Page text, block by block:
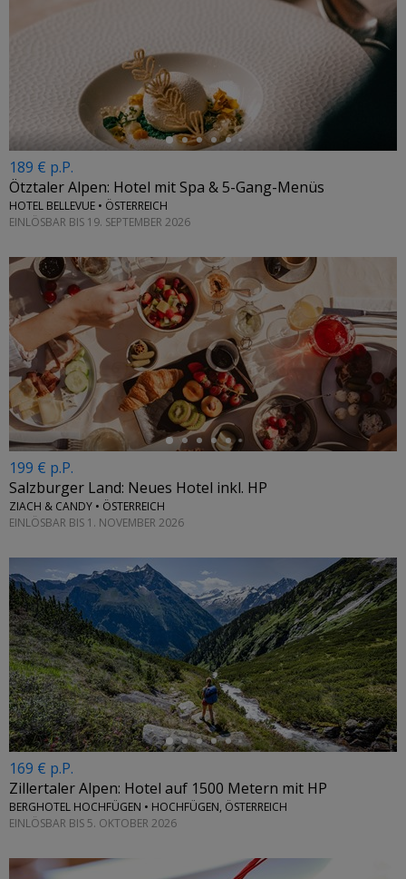
189 € p.P.
Ötztaler Alpen: Hotel mit Spa & 5-Gang-Menüs
HOTEL BELLEVUE • ÖSTERREICH
EINLÖSBAR BIS 19. SEPTEMBER 2026
←
199 € p.P.
Salzburger Land: Neues Hotel inkl. HP
ZIACH & CANDY • ÖSTERREICH
EINLÖSBAR BIS 1. NOVEMBER 2026
←
169 € p.P.
Zillertaler Alpen: Hotel auf 1500 Metern mit HP
BERGHOTEL HOCHFÜGEN • HOCHFÜGEN, ÖSTERREICH
EINLÖSBAR BIS 5. OKTOBER 2026